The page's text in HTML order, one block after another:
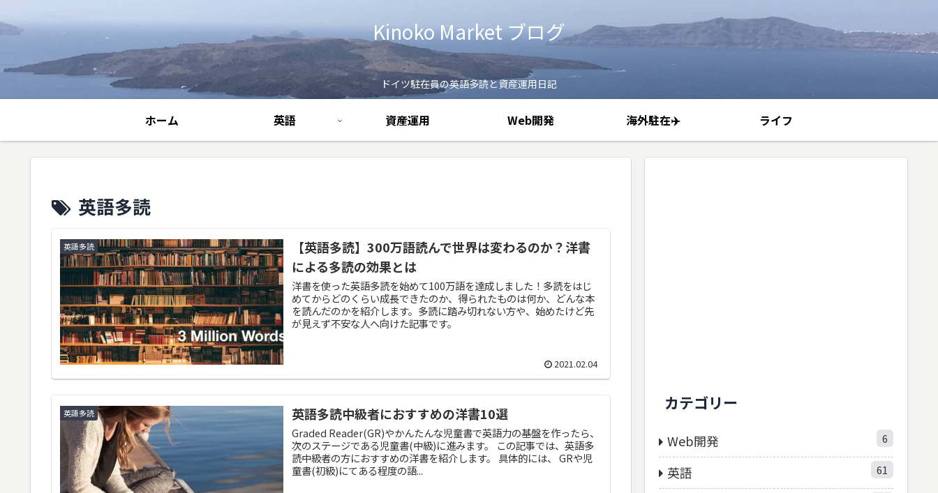
Kinoko Market ブログ
ドイツ駐在員の英語多読と資産運用日記
ホーム 英語 資産運用 Web開発 海外駐在✈️ ライフ
英語多読
英語多読
【英語多読】300万語読んで世界は変わるのか？洋書
による多読の効果とは
洋書を使った英語多読を始めて100万語を達成しました！多読をはじ
めてからどのくらい成長できたのか、得られたものは何か、どんな本
を読んだのかを紹介します。多読に踏み切れない方や、始めたけど先
が見えず不安な人へ向けた記事です。
2021.02.04
英語多読 英語多読中級者におすすめの洋書10選
Graded Reader(GR)やかんたんな児童書で英語力の基盤を作ったら、
次のステージである児童書(中級)に進みます。 この記事では、英語多
読中級者の方におすすめの洋書を紹介します。 具体的には、 GRや児
童書(初級)にてある程度の語...
カテゴリー
Web開発 6
英語 61